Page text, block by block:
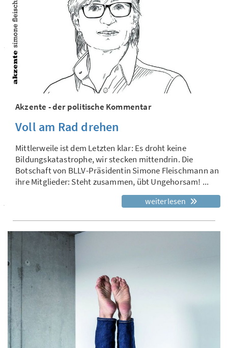
Akzente - der politische Kommentar
Voll am Rad drehen
Mittlerweile ist dem Letzten klar: Es droht keine
Bildungskatastrophe, wir stecken mittendrin. Die
Botschaft von BLLV-Präsidentin Simone Fleischmann an
ihre Mitglieder: Steht zusammen, übt Ungehorsam! ...
weiterlesen